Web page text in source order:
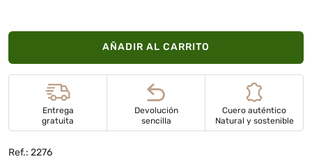
AÑADIR AL CARRITO
Entrega
gratuita
Devolución
sencilla
Cuero auténtico
Natural y sostenible
Ref.: 2276